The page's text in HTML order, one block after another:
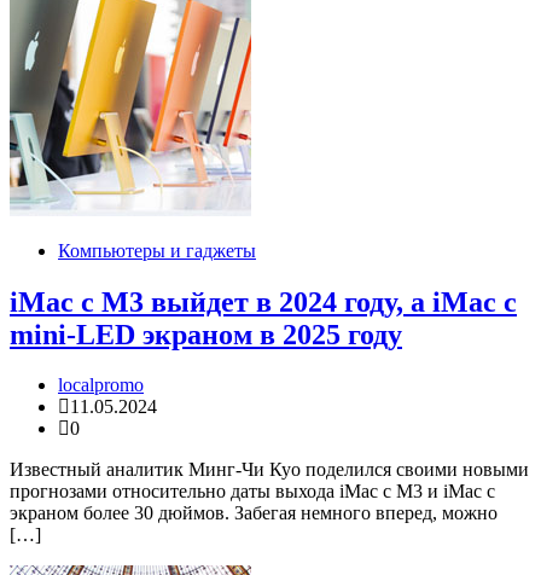
Компьютеры и гаджеты
iMac с M3 выйдет в 2024 году, а iMac с
mini-LED экраном в 2025 году
localpromo
11.05.2024
0
Известный аналитик Минг-Чи Куо поделился своими новыми
прогнозами относительно даты выхода iMac c M3 и iMac c
экраном более 30 дюймов. Забегая немного вперед, можно
[…]